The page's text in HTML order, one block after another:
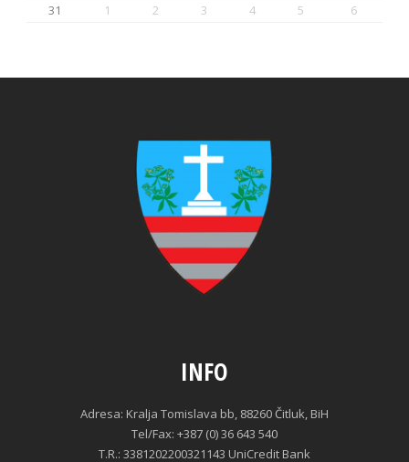
31
1 2 3 4 5 6
INFO
Adresa: Kralja Tomislava bb, 88260 Čitluk, BiH
Tel/Fax: +387 (0) 36 643 540
T.R.: 3381202200321143 UniCredit Bank